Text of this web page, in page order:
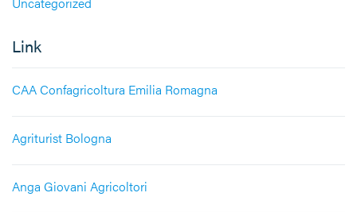
Link
CAA Confagricoltura Emilia Romagna
Agriturist Bologna
Anga Giovani Agricoltori